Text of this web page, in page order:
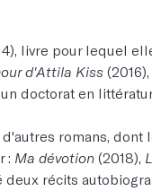
livre pour lequel
d'Attila Kiss
doctorat en
romans,
: Ma dévotion (2018),
récits